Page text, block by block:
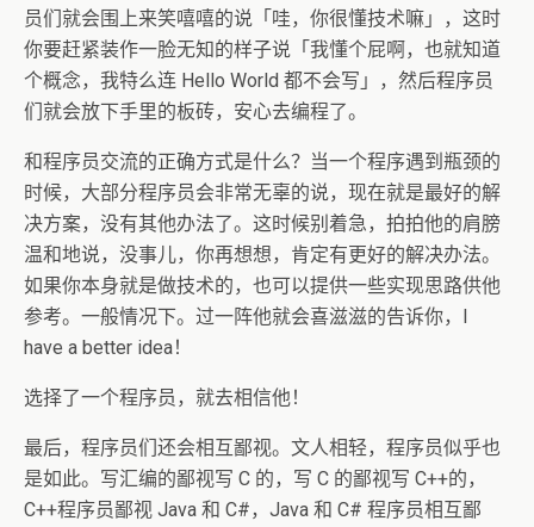
员们就会围上来笑嘻嘻的说「哇，你很懂技术嘛」，这时
你要赶紧装作一脸无知的样子说「我懂个屁啊，也就知道
个概念，我特么连 Hello World 都不会写」，然后程序员
们就会放下手里的板砖，安心去编程了。
和程序员交流的正确方式是什么？当一个程序遇到瓶颈的
时候，大部分程序员会非常无辜的说，现在就是最好的解
决方案，没有其他办法了。这时候别着急，拍拍他的肩膀
温和地说，没事儿，你再想想，肯定有更好的解决办法。
如果你本身就是做技术的，也可以提供一些实现思路供他
参考。一般情况下。过一阵他就会喜滋滋的告诉你，I
have a better idea！
选择了一个程序员，就去相信他！
最后，程序员们还会相互鄙视。文人相轻，程序员似乎也
是如此。写汇编的鄙视写 C 的，写 C 的鄙视写 C++的，
C++程序员鄙视 Java 和 C#，Java 和 C# 程序员相互鄙